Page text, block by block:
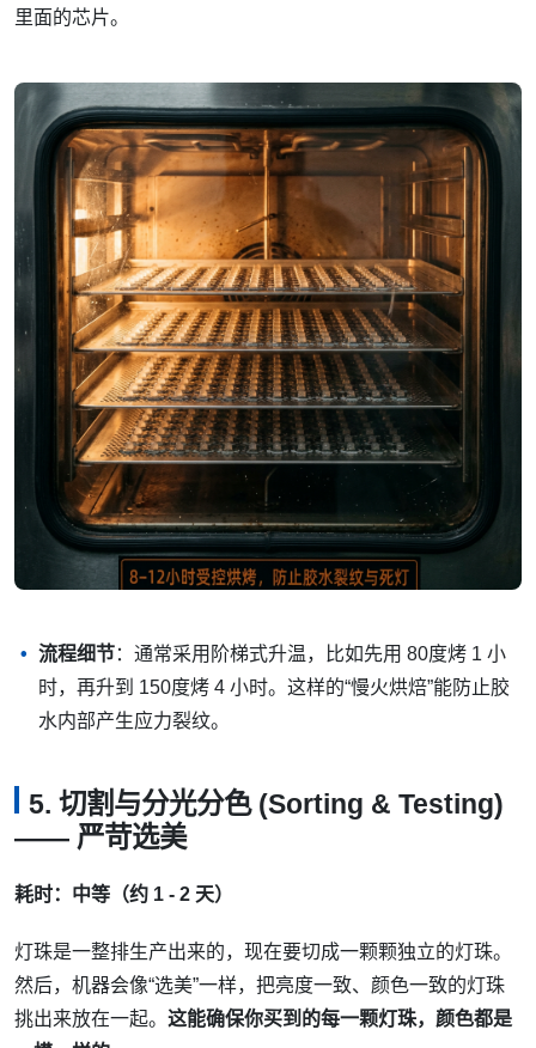
里面的芯片。
流程细节：通常采用阶梯式升温，比如先用 80度烤 1 小
时，再升到 150度烤 4 小时。这样的“慢火烘焙”能防止胶
水内部产生应力裂纹。
5. 切割与分光分色 (Sorting & Testing)
—— 严苛选美
耗时：中等（约 1 - 2 天）
灯珠是一整排生产出来的，现在要切成一颗颗独立的灯珠。
然后，机器会像“选美”一样，把亮度一致、颜色一致的灯珠
挑出来放在一起。 这能确保你买到的每一颗灯珠，颜色都是